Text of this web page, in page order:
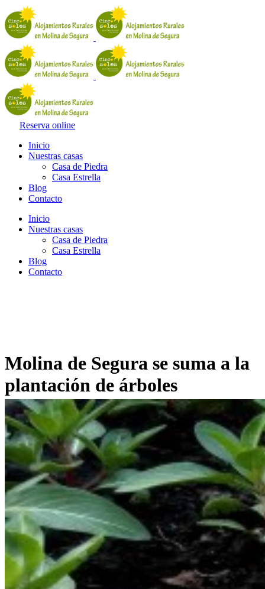
Reserva online
Inicio
Nuestras casas
Casa de Piedra
Casa Estrella
Blog
Contacto
Inicio
Nuestras casas
Casa de Piedra
Casa Estrella
Blog
Contacto
Molina de Segura se suma a la
plantación de árboles